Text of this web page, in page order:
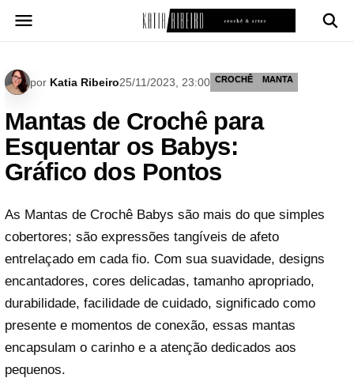
para
por Katia Ribeiro25/11/2023, 23:00 CROCHÊ MANTA
Mantas de Crochê para
Esquentar os Babys:
Gráfico dos Pontos
As Mantas de Crochê Babys são mais do que simples
cobertores; são expressões tangíveis de afeto
entrelaçado em cada fio. Com sua suavidade, designs
encantadores, cores delicadas, tamanho apropriado,
durabilidade, facilidade de cuidado, significado como
presente e momentos de conexão, essas mantas
encapsulam o carinho e a atenção dedicados aos
pequenos.